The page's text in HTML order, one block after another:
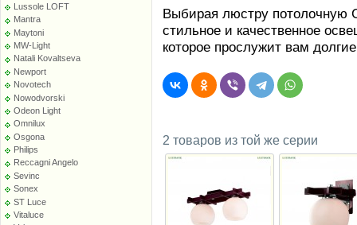
Lussole LOFT
Mantra
Maytoni
MW-Light
Natali Kovaltseva
Newport
Novotech
Nowodvorski
Odeon Light
Omnilux
Osgona
Philips
Reccagni Angelo
Sevinc
Sonex
ST Luce
Vitaluce
Выбирая люстру потолочную
стильное и качественное
которое прослужит вам
2 товаров из той же серии